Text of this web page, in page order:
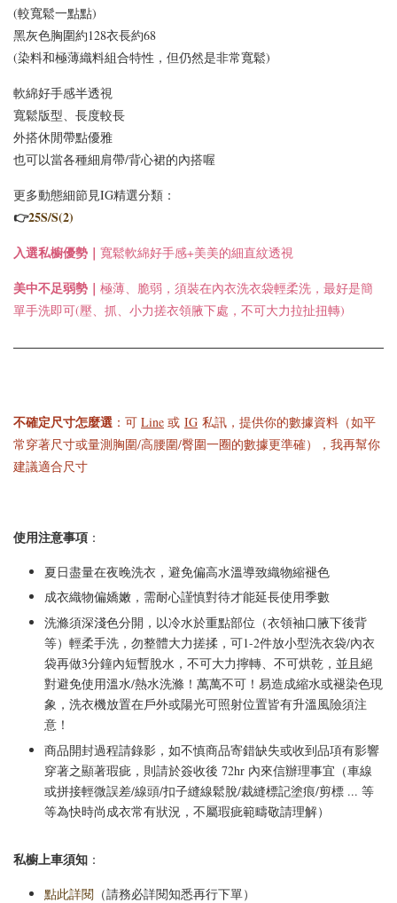
(較寬鬆一點點)
黑灰色胸圍約128衣長約68
(染料和極薄織料組合特性，但仍然是非常寬鬆)
軟綿好手感半透視
寬鬆版型、長度較長
外搭休閒帶點優雅
也可以當各種細肩帶/背心裙的內搭喔
更多動態細節見IG精選分類：
👉25S/S(2)
入選私櫥優勢｜ 寬鬆軟綿好手感+美美的細直紋透視
美中不足弱勢｜ 極薄、脆弱，須裝在內衣洗衣袋輕柔洗，最好是簡
單手洗即可(壓、抓、小力搓衣領腋下處，不可大力拉扯扭轉)
不確定尺寸怎麼選 ：可 Line 或 IG 私訊，提供你的數據資料（如平
常穿著尺寸或量測胸圍/高腰圍/臀圍一圈的數據更準確），我再幫你
建議適合尺寸
使用注意事項 ：
夏日盡量在夜晚洗衣，避免偏高水溫導致織物縮褪色
成衣織物偏嬌嫩，需耐心謹慎對待才能延長使用季數
洗滌須深淺色分開，以冷水於重點部位（衣領袖口腋下後背
等）輕柔手洗，勿整體大力搓揉，可1-2件放小型洗衣袋/內衣
袋再做3分鐘內短暫脫水，不可大力擰轉、不可烘乾，並且絕
對避免使用溫水/熱水洗滌！萬萬不可！易造成縮水或褪染色現
象，洗衣機放置在戶外或陽光可照射位置皆有升溫風險須注
意！
商品開封過程請錄影，如不慎商品寄錯缺失或收到品項有影響
穿著之顯著瑕疵，則請於簽收後 72hr 內來信辦理事宜（車線
或拼接輕微誤差/線頭/扣子縫線鬆脫/裁縫標記塗痕/剪標 ... 等
等為快時尚成衣常有狀況，不屬瑕疵範疇敬請理解）
私櫥上車須知 ：
點此詳閱 （請務必詳閱知悉再行下單）